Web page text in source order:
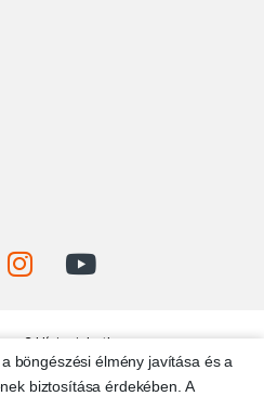
Hívj minket!
337 1313
böngészési élmény javítása és a
biztosítása érdekében. A